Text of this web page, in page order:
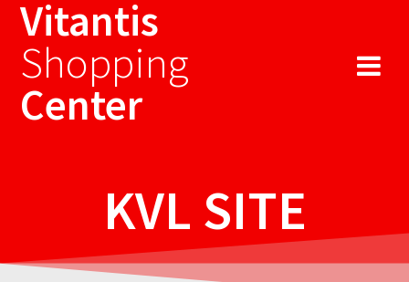
Vitantis
Shopping
Center
KVL SITE